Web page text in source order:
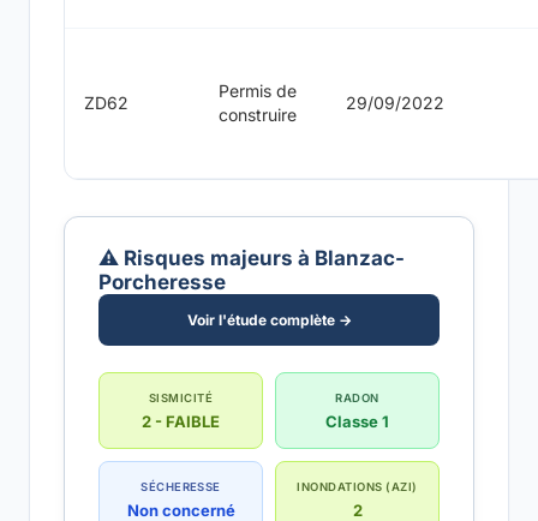
ZD62
Permis de
construire
29/09/2022
⚠️ Risques majeurs à Blanzac-
Porcheresse
Voir l'étude complète →
SISMICITÉ
2 - FAIBLE
RADON
Classe 1
SÉCHERESSE
Non concerné
INONDATIONS (AZI)
2